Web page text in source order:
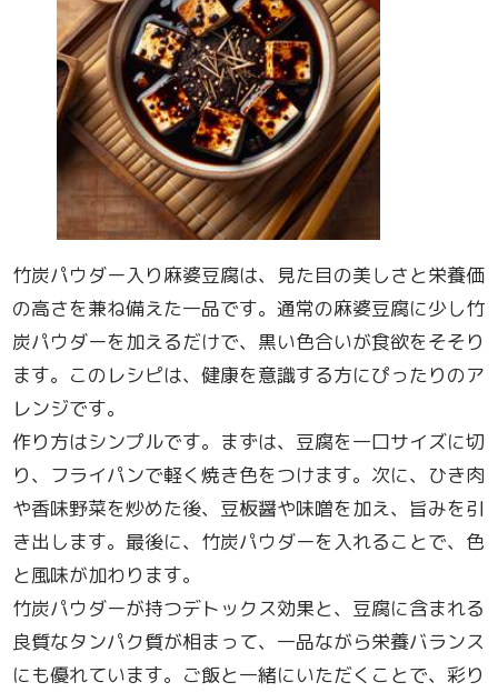
竹炭パウダー入り麻婆豆腐は、見た目の美しさと栄養価
の高さを兼ね備えた一品です。通常の麻婆豆腐に少し竹
炭パウダーを加えるだけで、黒い色合いが食欲をそそり
ます。このレシピは、健康を意識する方にぴったりのア
レンジです。
作り方はシンプルです。まずは、豆腐を一口サイズに切
り、フライパンで軽く焼き色をつけます。次に、ひき肉
や香味野菜を炒めた後、豆板醤や味噌を加え、旨みを引
き出します。最後に、竹炭パウダーを入れることで、色
と風味が加わります。
竹炭パウダーが持つデトックス効果と、豆腐に含まれる
良質なタンパク質が相まって、一品ながら栄養バランス
にも優れています。ご飯と一緒にいただくことで、彩り